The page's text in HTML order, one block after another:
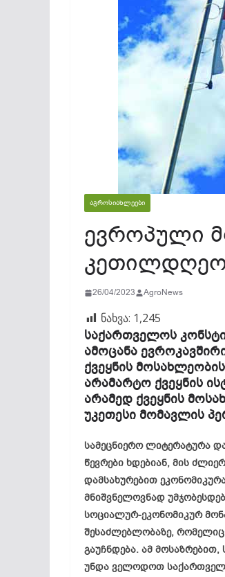
ᲐᲒᲠᲝᲡᲘᲐᲮᲚᲔᲔᲑᲘ
ევროპული
26/04/2023 AgroNews
ნახვა: 1,245
საქართველოს
ამოცანა
ქვეყნის
არამარტო ქვეყნის
არამედ ქვეყნის
უკეთესი მომავლის
სამეცნიერო ლიტერატურა
წევრები ხდებიან, მის
დამსახურებით
მნიშვნელოვნად
სოციალურ-ეკონომიკურ
შესაძლებლობაზე, რომელიც
გაუჩნდება. ამ
უნდა ველოდოთ